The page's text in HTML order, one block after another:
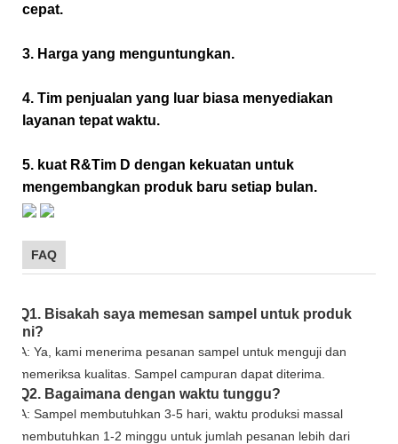
cepat.
3. Harga yang menguntungkan.
4. Tim penjualan yang luar biasa menyediakan
layanan tepat waktu.
5. kuat R&Tim D dengan kekuatan untuk
mengembangkan produk baru setiap bulan.
FAQ
Q1. Bisakah saya memesan sampel untuk produk
ini?
A: Ya, kami menerima pesanan sampel untuk menguji dan
memeriksa kualitas. Sampel campuran dapat diterima.
Q2. Bagaimana dengan waktu tunggu?
A: Sampel membutuhkan 3-5 hari, waktu produksi massal
membutuhkan 1-2 minggu untuk jumlah pesanan lebih dari